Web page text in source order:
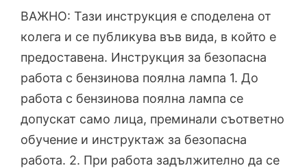
ВАЖНО: Тази инструкция е споделена от
колега и се публикува във вида, в който е
предоставена. Инструкция за безопасна
работа с бензинова поялна лампа 1. До
работа с бензинова поялна лампа се
допускат само лица, преминали съответно
обучение и инструктаж за безопасна
работа. 2. При работа задължително да се